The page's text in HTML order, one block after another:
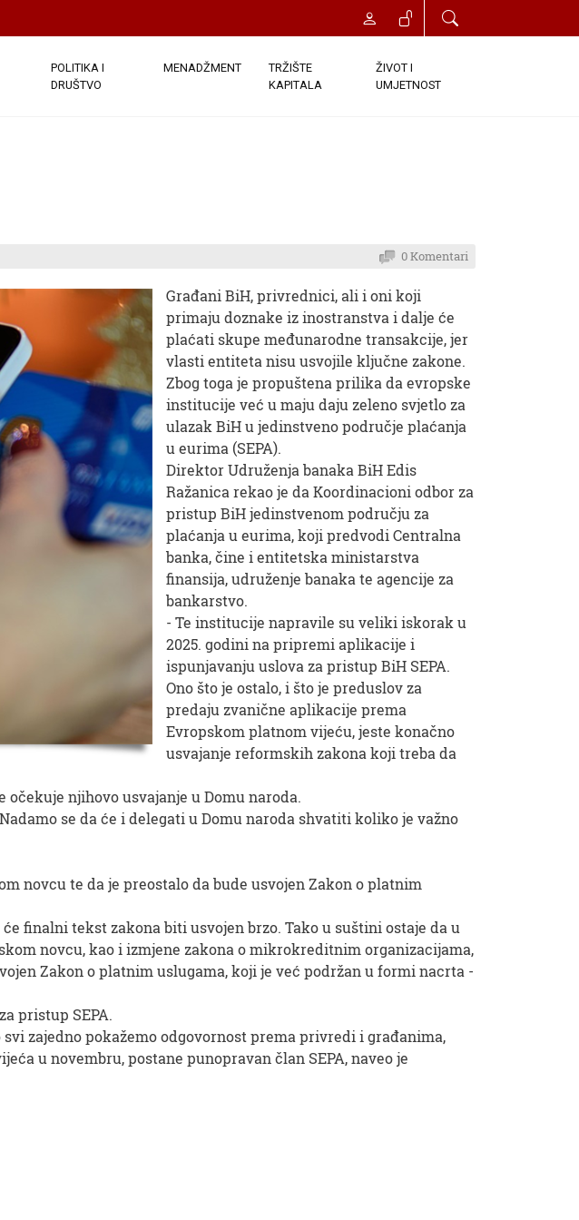
POLITIKA I
DRUŠTVO
MENADŽMENT
TRŽIŠTE
KAPITALA
ŽIVOT I
UMJETNOST
0 Komentari
Građani BiH, privrednici, ali i oni koji
primaju doznake iz inostranstva i dalje će
plaćati skupe međunarodne transakcije, jer
vlasti entiteta nisu usvojile ključne zakone.
Zbog toga je propuštena prilika da evropske
institucije već u maju daju zeleno svjetlo za
ulazak BiH u jedinstveno područje plaćanja
u eurima (SEPA).
Direktor Udruženja banaka BiH Edis
Ražanica rekao je da Koordinacioni odbor za
pristup BiH jedinstvenom području za
plaćanja u eurima, koji predvodi Centralna
banka, čine i entitetska ministarstva
finansija, udruženje banaka te agencije za
bankarstvo.
- Te institucije napravile su veliki iskorak u
2025. godini na pripremi aplikacije i
ispunjavanju uslova za pristup BiH SEPA.
Ono što je ostalo, i što je preduslov za
predaju zvanične aplikacije prema
Evropskom platnom vijeću, jeste konačno
usvajanje reformskih zakona koji treba da
očekuje njihovo usvajanje u Domu naroda.
se da će i delegati u Domu naroda shvatiti koliko je važno
novcu te da je preostalo da bude usvojen Zakon o platnim
finalni tekst zakona biti usvojen brzo. Tako u suštini ostaje da u
novcu, kao i izmjene zakona o mikrokreditnim organizacijama,
Zakon o platnim uslugama, koji je već podržan u formi nacrta -
pristup SEPA.
zajedno pokažemo odgovornost prema privredi i građanima,
u novembru, postane punopravan član SEPA, naveo je